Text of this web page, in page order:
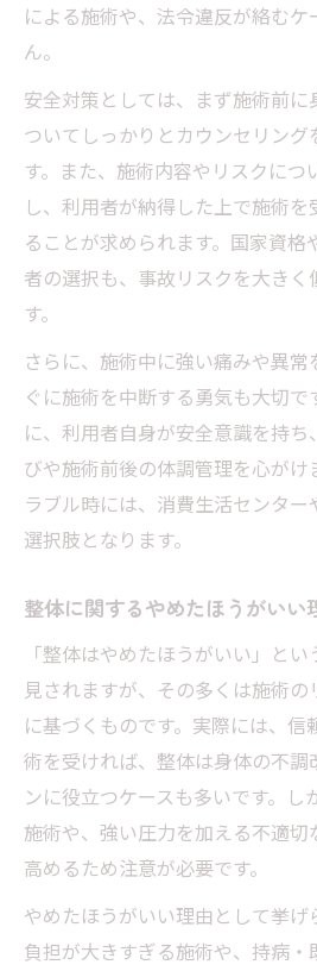
整体師のニュース報道
整体院選びで重視すべ
整体院の口コミとニュ
整体ニュースで話題の
による施術や、法令違反が絡むケ
ん。
安全対策としては、まず施術前
ついてしっかりとカウンセリング
す。また、施術内容やリスクにつ
し、利用者が納得した上で施術
ることが求められます。国家資格
者の選択も、事故リスクを大きく
す。
さらに、施術中に強い痛みや異
ぐに施術を中断する勇気も大切で
に、利用者自身が安全意識を持
びや施術前後の体調管理を心がけ
ラブル時には、消費生活センタ
選択肢となります。
整体に関するやめたほうがいい
「整体はやめたほうがいい」と
見されますが、その多くは施術
に基づくものです。実際には、
術を受ければ、整体は身体の不調
ンに役立つケースも多いです。し
施術や、強い圧力を加える不適切
高めるため注意が必要です。
やめたほうがいい理由として挙
負担が大きすぎる施術や、持病